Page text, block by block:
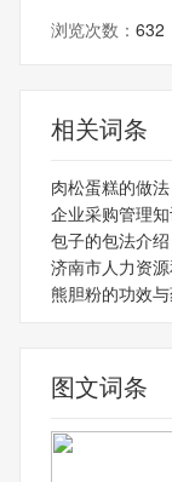
浏览次数： 632
相关词条
肉松蛋糕的做法
企业采购管理
包子的包法介绍
济南市人力资
熊胆粉的功效
图文词条